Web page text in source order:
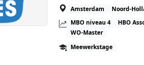
Amsterdam
Noord-
MBO niveau 4
HBO
WO-Master
Meewerkstage